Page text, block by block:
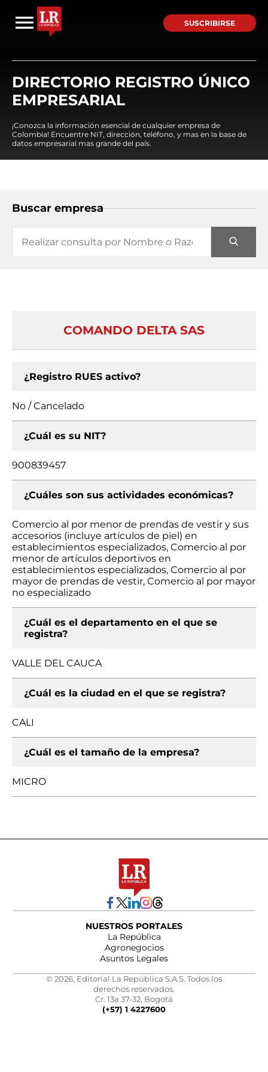
SUSCRIBIRSE
DIRECTORIO REGISTRO ÚNICO
EMPRESARIAL
¡Conozca la información esencial de cualquier empresa de
Colombia! Encuentre NIT, dirección, teléfono, y mas en la base de
datos empresarial mas grande del país.
Buscar empresa
COMANDO DELTA SAS
¿Registro RUES activo?
No / Cancelado
¿Cuál es su NIT?
900839457
¿Cuáles son sus actividades económicas?
Comercio al por menor de prendas de vestir y sus
accesorios (incluye artículos de piel) en
establecimientos especializados, Comercio al por
menor de artículos deportivos en
establecimientos especializados, Comercio al por
mayor de prendas de vestir, Comercio al por mayor
no especializado
¿Cuál es el departamento en el que se
registra?
VALLE DEL CAUCA
¿Cuál es la ciudad en el que se registra?
CALI
¿Cuál es el tamaño de la empresa?
MICRO
NUESTROS PORTALES
La República
Agronegocios
Asuntos Legales
© 2026, Editorial La República S.A.S. Todos los
derechos reservados.
Cr. 13a 37-32, Bogotá
(+57) 1 4227600